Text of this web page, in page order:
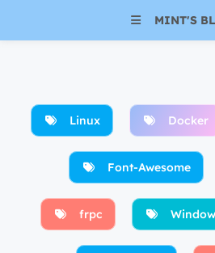
MINT'S
Linux Docker
Font-Awesome
frpc